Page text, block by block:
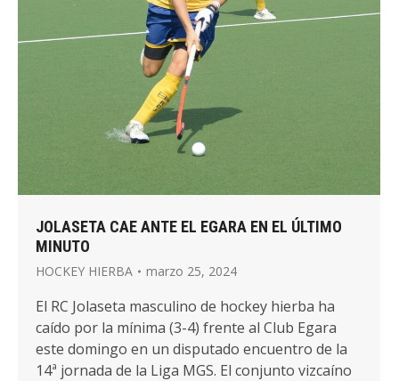
JOLASETA CAE ANTE EL EGARA EN EL ÚLTIMO
MINUTO
HOCKEY HIERBA marzo 25, 2024
El RC Jolaseta masculino de hockey hierba ha
caído por la mínima (3-4) frente al Club Egara
este domingo en un disputado encuentro de la
14ª jornada de la Liga MGS. El conjunto vizcaíno